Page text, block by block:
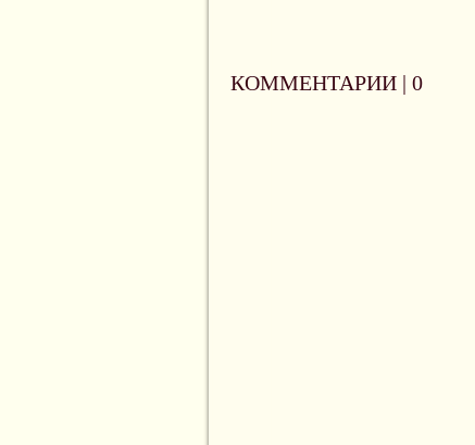
КОММЕНТАРИИ | 0